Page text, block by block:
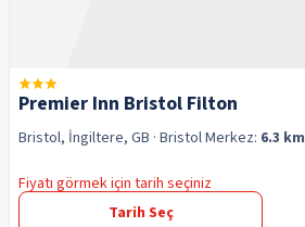
Premier Inn Bristol Filton
Bristol, İngiltere, GB · BristolMerkez: 6.3 km
Fiyatı görmek için tarih seçiniz
Tarih Seç